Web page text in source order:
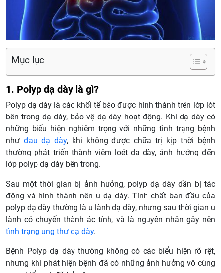
Mục lục
1. Polyp dạ dày là gì?
Polyp dạ dày là các khối tế bào được hình thành trên lớp lót
bên trong dạ dày, bảo vệ dạ dày hoạt động. Khi dạ dày có
những biểu hiện nghiêm trọng với những tình trạng bệnh
như đau dạ dày, khi không được chữa trị kịp thời bệnh
thường phát triển thành viêm loét dạ dày, ảnh hưởng đến
lớp polyp dạ dày bên trong.
Sau một thời gian bị ảnh hưởng, polyp dạ dày dần bị tác
động và hình thành nên u dạ dày. Tính chất ban đầu của
polyp dạ dày thường là u lành dạ dày, nhưng sau thời gian u
lành có chuyển thành ác tính, và là nguyên nhân gây nên
tình trạng ung thư dạ dày.
Bệnh Polyp dạ dày thường không có các biểu hiện rõ rệt,
nhưng khi phát hiện bệnh đã có những ảnh hưởng vô cùng